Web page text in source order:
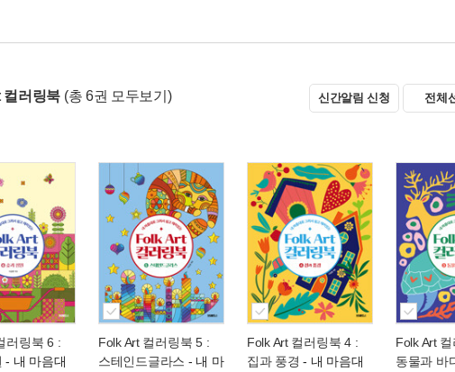
러링북 (총 6권 모두보기) 신간알림 신청 전체
러링북 6 :
- 내 마음대
Folk Art 컬러링북 5 :
스테인드글라스 - 내 마
Folk Art 컬러링북 4 :
집과 풍경 - 내 마음대
Folk Art
동물과 바